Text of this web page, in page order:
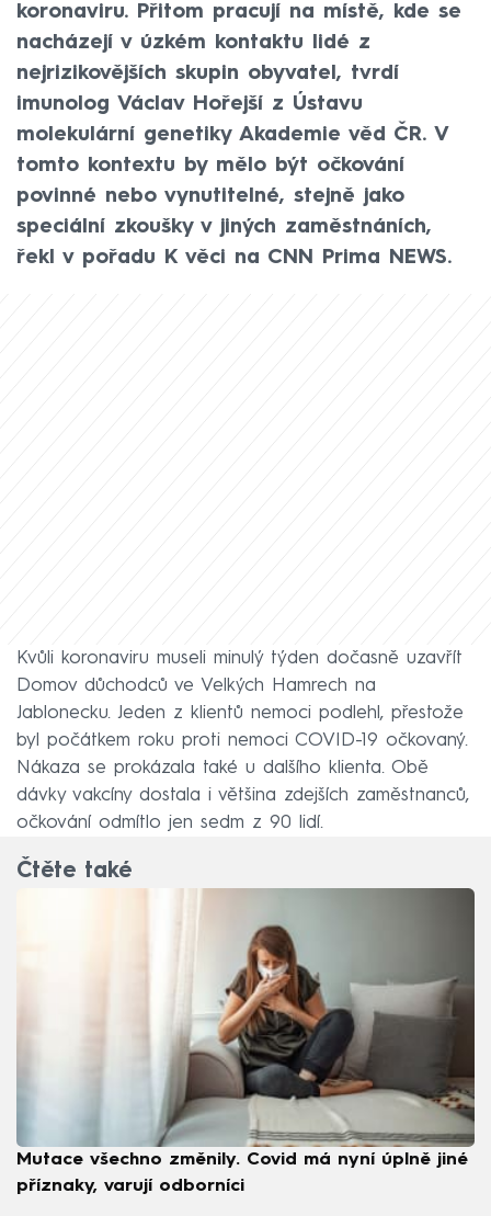
koronaviru. Přitom pracují na místě, kde se
nacházejí v úzkém kontaktu lidé z
nejrizikovějších skupin obyvatel, tvrdí
imunolog Václav Hořejší z Ústavu
molekulární genetiky Akademie věd ČR. V
tomto kontextu by mělo být očkování
povinné nebo vynutitelné, stejně jako
speciální zkoušky v jiných zaměstnáních,
řekl v pořadu K věci na CNN Prima NEWS.
Kvůli koronaviru museli minulý týden dočasně uzavřít
Domov důchodců ve Velkých Hamrech na
Jablonecku. Jeden z klientů nemoci podlehl, přestože
byl počátkem roku proti nemoci COVID-19 očkovaný.
Nákaza se prokázala také u dalšího klienta. Obě
dávky vakcíny dostala i většina zdejších zaměstnanců,
očkování odmítlo jen sedm z 90 lidí.
Čtěte také
Mutace všechno změnily. Covid má nyní úplně jiné
příznaky, varují odborníci